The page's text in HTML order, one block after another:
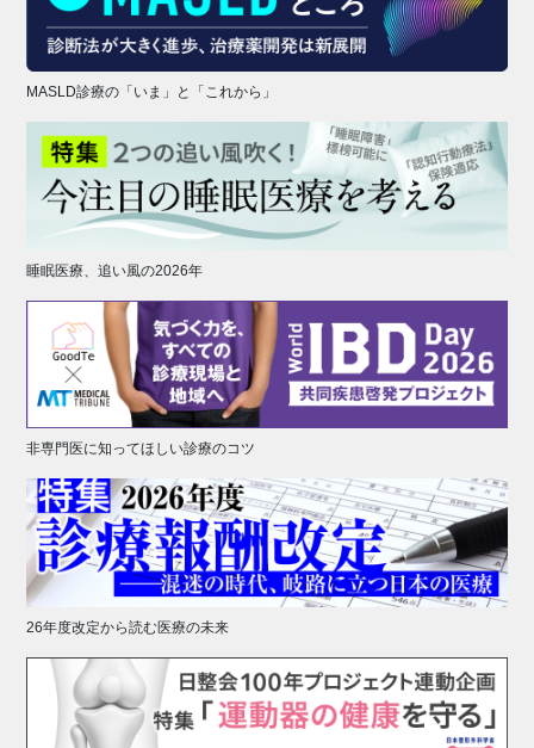
MASLD診療の「いま」と「これから」
睡眠医療、追い風の2026年
非専門医に知ってほしい診療のコツ
26年度改定から読む医療の未来